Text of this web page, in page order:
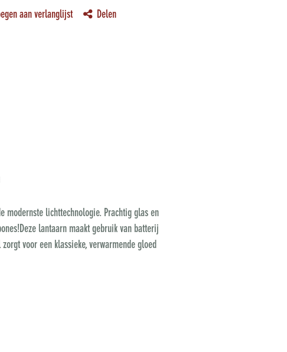
aan verlanglijst Delen
modernste lichttechnologie. Prachtig glas en
lantaarn maakt gebruik van batterij
voor een klassieke, verwarmende gloed